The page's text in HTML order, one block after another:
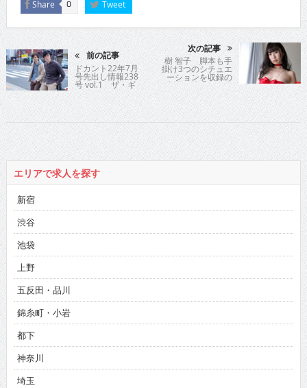
Share 0 Tweet
前の記事
ドカント22年7月
号先出し情報238
号 vol.1 ザ・ギ
ースさん
次の記事
樹 智子 脚本も手
掛け3つのシチュエ
ーションを収録の
新作3rd DVDが発
売
エリアで求人を探す
新宿
渋谷
池袋
上野
五反田・品川
錦糸町・小岩
都下
神奈川
埼玉